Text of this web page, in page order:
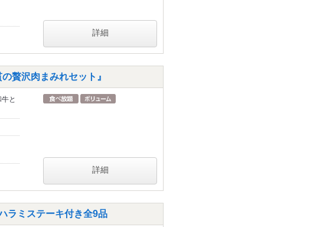
詳細
贅沢肉まみれセット』
と
詳細
ラミステーキ付き全9品